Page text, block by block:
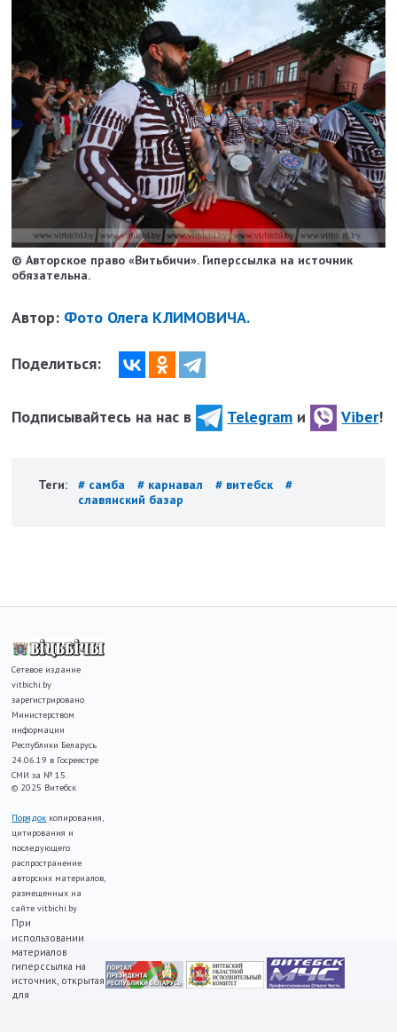
© Авторское право «Витьбичи». Гиперссылка на источник
обязательна.
Автор: Фото Олега КЛИМОВИЧА.
Поделиться:
Подписывайтесь на нас в Telegram и Viber!
Теги: # самба # карнавал # витебск
#
славянский базар
Сетевое издание
vitbichi.by
зарегистрировано
Министерством
информации
Республики Беларусь
24.06.19 в Госреестре
СМИ за № 15.
© 2025 Витебск
Порядок копирования,
цитирования и
последующего
распространение
авторских материалов,
размещенных на
сайте vitbichi.by
При
использовании
материалов
гиперссылка на
источник, открытая
для